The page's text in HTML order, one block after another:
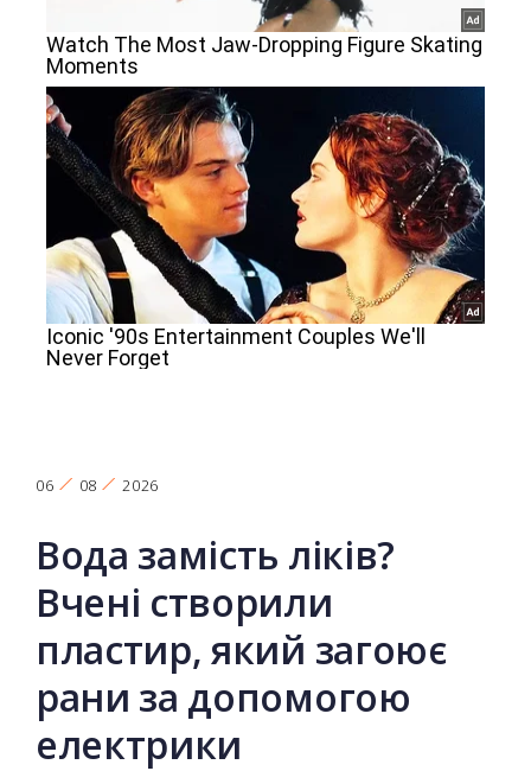
06 08 2026
Вода замість ліків?
Вчені створили
пластир, який загоює
рани за допомогою
електрики